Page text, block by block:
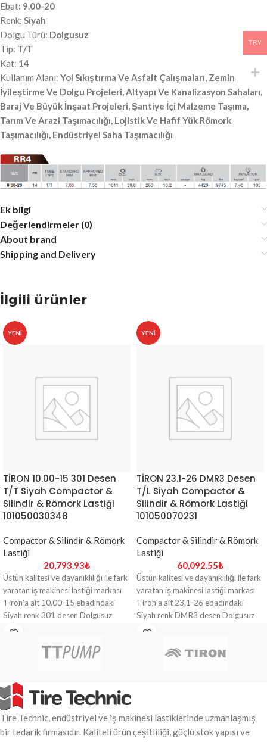
Ebat: 9.00-20
Renk: Siyah
Dolgu Türü: Dolgusuz
Tip: T/T
Kat: 14
Kullanım Alanı: Yol Sıkıştırma Ve Asfalt Çalışmaları, Zemin
İyileştirme Ve Dolgu Projeleri, Altyapı Ve Kanalizasyon Sahaları,
Baraj Ve Büyük İnşaat Projeleri, Şantiye İçi Malzeme Taşıma,
Tarım Ve Arazi Taşımacılığı, Lojistik Ve Hafif Yük Römork
Taşımacılığı, Endüstriyel Saha Taşımacılığı
Ek bilgi
Değerlendirmeler (0)
About brand
Shipping and Delivery
İlgili ürünler
YENI
TİRON 10.00-15 301 Desen
T/T Siyah Compactor &
Silindir & Römork Lastiği
101050030348
Compactor & Silindir & Römork
Lastiği
20,793.93₺
Üstün kalitesi ve dayanıklılığı ile fark
yaratan iş makinesi lastiği markası
Tiron'a ait 10.00-15 ebadındaki
Siyah renk 301 desen Dolgusuz
Compactor & Silindir & Römork
zeminlere her zaman hazır olun.
YENI
TİRON 23.1-26 DMR3 Desen
T/L Siyah Compactor &
Silindir & Römork Lastiği
101050070231
Compactor & Silindir & Römork
Lastiği
60,092.55₺
Üstün kalitesi ve dayanıklılığı ile fark
yaratan iş makinesi lastiği markası
Tiron'a ait 23.1-26 ebadındaki
Siyah renk DMR3 desen Dolgusuz
Compactor & Silindir & Römork
zeminlere her zaman hazır olun.
Tire Technic, endüstriyel ve iş makinesi lastiklerinde uzmanlaşmış
bir tedarik firmasıdır. Kaliteli ürün çeşitliliği, güçlü stok yapısı ve
TRY